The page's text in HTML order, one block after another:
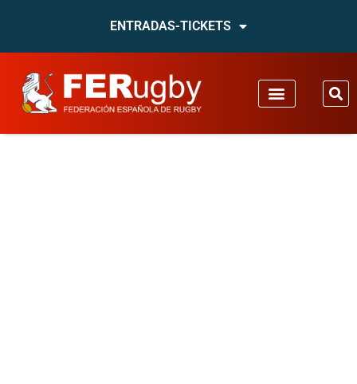
ENTRADAS-TICKETS